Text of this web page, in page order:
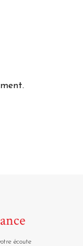
écoute